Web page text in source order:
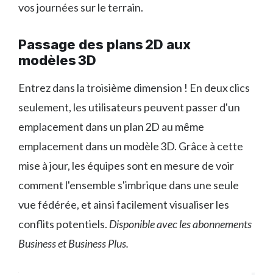
vos journées sur le terrain.
Passage des plans 2D aux
modèles 3D
Entrez dans la troisième dimension ! En deux clics
seulement, les utilisateurs peuvent passer d'un
emplacement dans un plan 2D au même
emplacement dans un modèle 3D. Grâce à cette
mise à jour, les équipes sont en mesure de voir
comment l'ensemble s'imbrique dans une seule
vue fédérée, et ainsi facilement visualiser les
conflits potentiels. Disponible avec les abonnements
Business et Business Plus.